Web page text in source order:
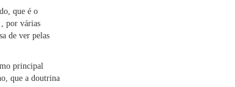
que é o
, por várias
de ver pelas
principal
que a doutrina